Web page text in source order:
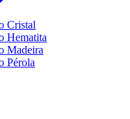
Cristal
Hematita
Madeira
Pérola